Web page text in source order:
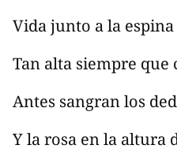
Vida junto a la espina
Tan alta siempre que
Antes sangran los
Y la rosa en la altura